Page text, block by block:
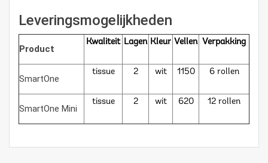
Leveringsmogelijkheden
Product
Kwaliteit Lagen Kleur Vellen Verpakking
SmartOne
tissue 2 wit 1150 6 rollen
SmartOne Mini
tissue 2 wit 620 12 rollen